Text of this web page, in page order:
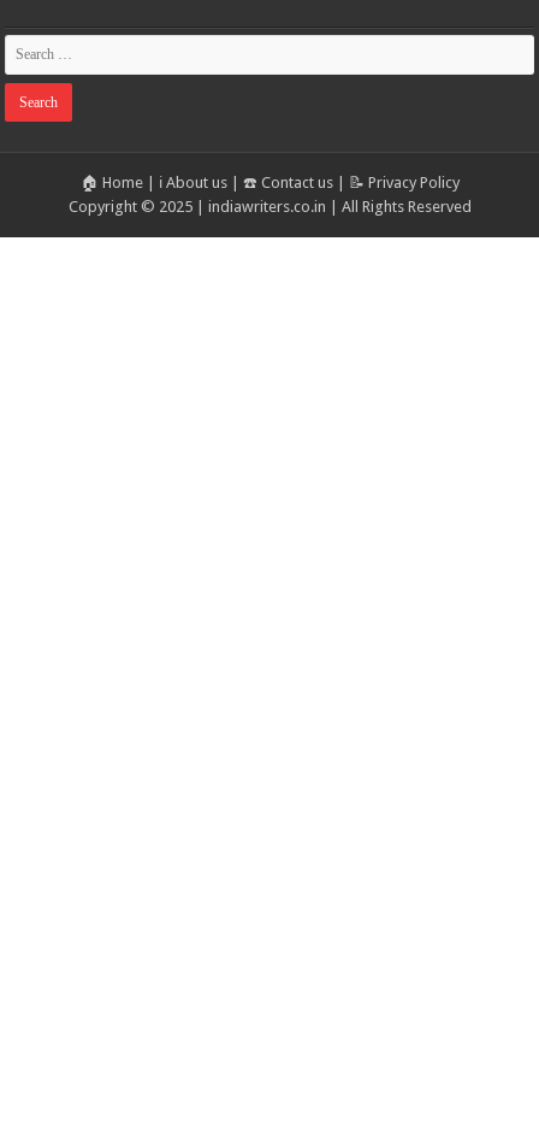
🏠 Home| ℹ️ About us| ☎️ Contact us| 📝 Privacy Policy
Copyright © 2025 | indiawriters.co.in | All Rights Reserved